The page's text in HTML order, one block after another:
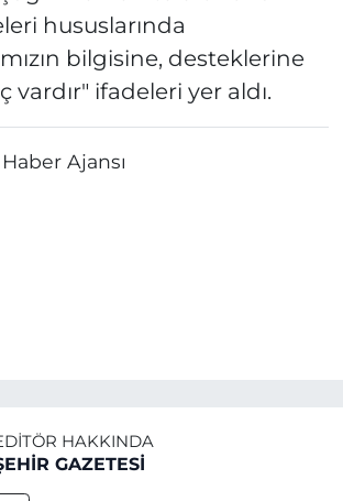
hususlarında
bilgisine, desteklerine
vardır" ifadeleri yer aldı.
Ajansı
HAKKINDA
GAZETESİ